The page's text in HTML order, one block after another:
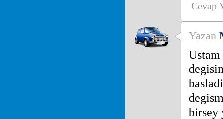
Cevap
Yazan
birsey